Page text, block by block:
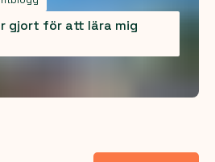
gjort för att lära mig